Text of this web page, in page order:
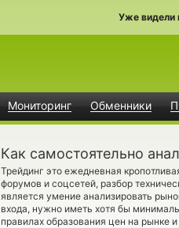
Уже видели
Мониторинг Обменники
Как самостоятельно
Трейдинг это ежедневная
форумов и соцсетей, разбор
является умение анализировать
входа, нужно иметь хотя бы
правилах образования цен на рынке